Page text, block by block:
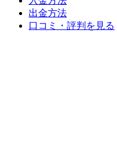
出金方法
口コミ・評判を見る